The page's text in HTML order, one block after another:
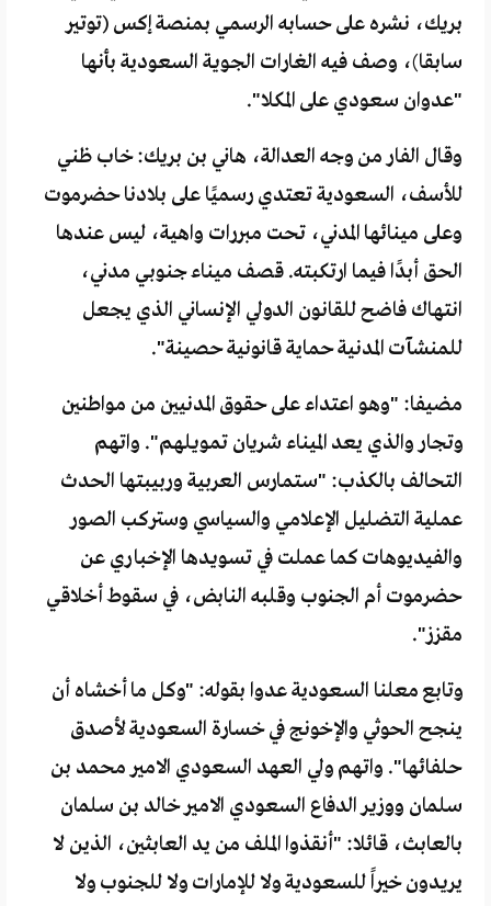
بريك، نشره على حسابه الرسمي بمنصة إكس (توتير
سابقا)، وصف فيه الغارات الجوية السعودية بأنها
"عدوان سعودي على المكلا".
وقال الفار من وجه العدالة، هاني بن بريك: خاب ظني
للأسف، السعودية تعتدي رسميًا على بلادنا حضرموت
وعلى مينائها المدني، تحت مبررات واهية، ليس عندها
الحق أبدًا فيما ارتكبته. قصف ميناء جنوبي مدني،
انتهاك فاضح للقانون الدولي الإنساني الذي يجعل
للمنشآت المدنية حماية قانونية حصينة".
مضيفا: "وهو اعتداء على حقوق المدنيين من مواطنين
وتجار والذي يعد الميناء شريان تمويلهم". واتهم
التحالف بالكذب: "ستمارس العربية وربيبتها الحدث
عملية التضليل الإعلامي والسياسي وستركب الصور
والفيديوهات كما عملت في تسويدها الإخباري عن
حضرموت أم الجنوب وقلبه النابض، في سقوط أخلاقي
مقزز".
وتابع معلنا السعودية عدوا بقوله: "وكل ما أخشاه أن
ينجح الحوثي والإخونج في خسارة السعودية لأصدق
حلفائها". واتهم ولي العهد السعودي الامير محمد بن
سلمان ووزير الدفاع السعودي الامير خالد بن سلمان
بالعابث، قائلا: "أنقذوا الملف من يد العابثين، الذين لا
يريدون خيراً للسعودية ولا للإمارات ولا للجنوب ولا